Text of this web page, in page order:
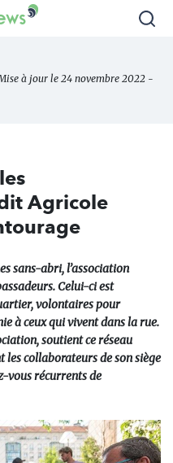
à jour le 24 novembre 2022 -
Agricole
sans-abri, l’association
Celui-ci est
volontaires pour
à ceux qui vivent dans la rue.
soutient ce réseau
collaborateurs de son siège
vous récurrents de